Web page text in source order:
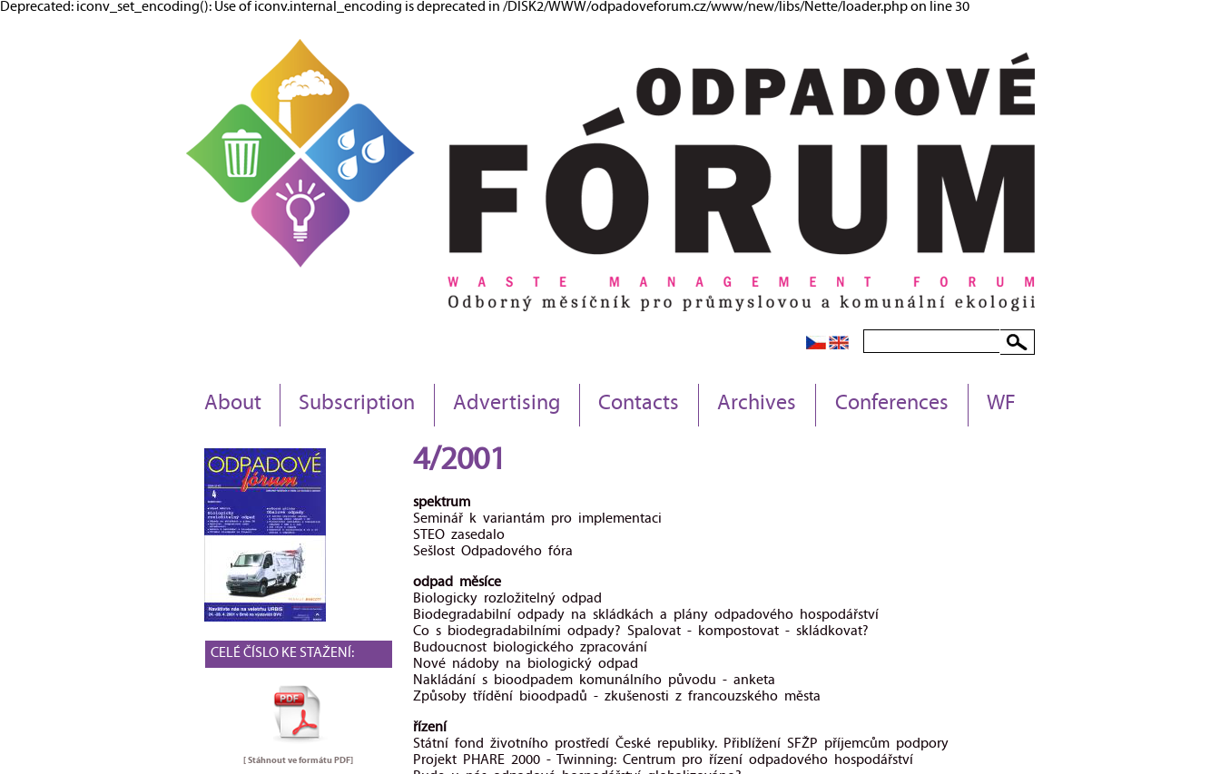
Deprecated: iconv_set_encoding(): Use of iconv.internal_encoding is deprecated in /DISK2/WWW/odpadoveforum.cz/www/new/libs/Nette/loader.php on line 30
About Subscription Advertising Contacts Archives Conferences WF
CELÉ ČÍSLO KE STAŽENÍ:
[ Stáhnout ve formátuPDF]
4/2001
spektrum
Seminář k variantám pro implementaci
STEO zasedalo
Sešlost Odpadového fóra
odpad měsíce
Biologicky rozložitelný odpad
Biodegradabilní odpady na skládkách a plány odpadového hospodářství
Co s biodegradabilními odpady? Spalovat - kompostovat - skládkovat?
Budoucnost biologického zpracování
Nové nádoby na biologický odpad
Nakládání s bioodpadem komunálního původu - anketa
Způsoby třídění bioodpadů - zkušenosti z francouzského města
řízení
Státní fond životního prostředí České republiky. Přiblížení SFŽP příjemcům podpory
Projekt PHARE 2000 - Twinning: Centrum pro řízení odpadového hospodářství